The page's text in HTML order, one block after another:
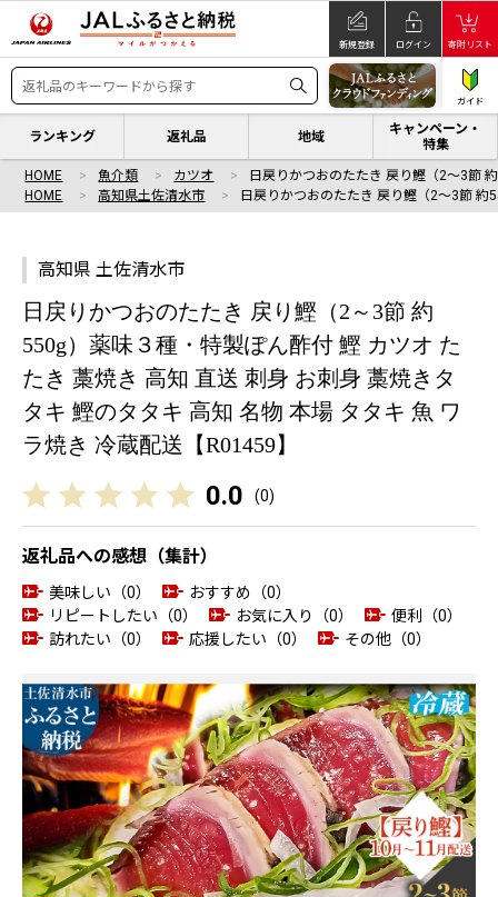
新規登録 ログイン 寄附リスト
ガイド
ランキング 返礼品 地域
キャンペーン・
特集
HOME 魚介類 カツオ
日戻りかつおのたたき 戻り鰹（2～3節
HOME
高知県土佐清水市 日戻りかつおのたたき 戻り鰹（2～3節 約
高知県 土佐清水市
日戻りかつおのたたき 戻り鰹（2～3節 約
550g）薬味３種・特製ぽん酢付 鰹 カツオ た
たき 藁焼き 高知 直送 刺身 お刺身 藁焼きタ
タキ 鰹のタタキ 高知 名物 本場 タタキ 魚 ワ
ラ焼き 冷蔵配送【R01459】
0.0 (0)
返礼品への感想（集計）
美味しい（0）
おすすめ（0）
リピートしたい（0）
お気に入り（0）
便利（0）
訪れたい（0）
応援したい（0） その他（0）